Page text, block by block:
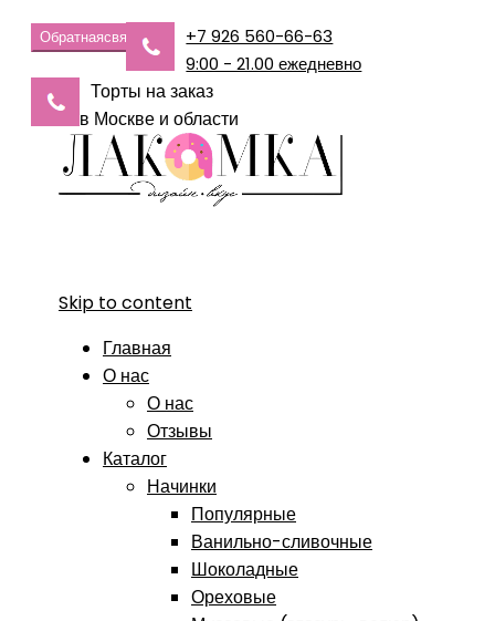
Обратнаясвязь
+7 926 560-66-63
9:00 - 21.00 ежедневно
Торты на заказ
в Москве и области
Skip to content
Главная
О нас
О нас
Отзывы
Каталог
Начинки
Популярные
Ванильно-сливочные
Шоколадные
Ореховые